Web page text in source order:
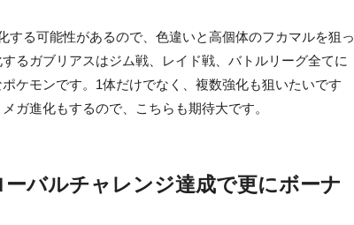
する可能性があるので、色違いと高個体のフカマルを狙っ
るガブリアスはジム戦、レイド戦、バトルリーグ全てに
ケモンです。1体だけでなく、複数強化も狙いたいです
ガ進化もするので、こちらも期待大です。
バルチャレンジ達成で更にボーナ